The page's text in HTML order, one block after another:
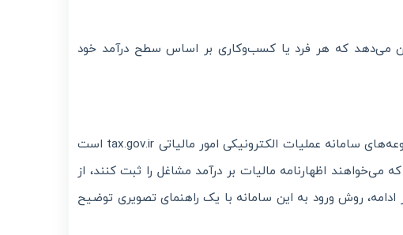
می‌دهد که هر فرد یا کسب‌وکاری بر اساس سطح درآمد خود
، یکی از زیرمجموعه‌های سامانه عملیات الکترونیکی امور مالیاتی tax.gov.ir است
می‌خواهند اظهارنامه مالیات بر درآمد مشاغل را ثبت کنند، از
روش ورود به این سامانه با یک راهنمای تصویری توضیح